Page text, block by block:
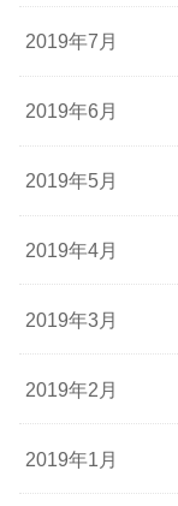
2019年7月
2019年6月
2019年5月
2019年4月
2019年3月
2019年2月
2019年1月